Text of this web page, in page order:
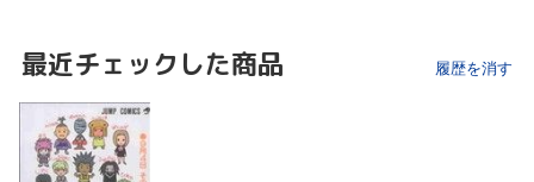
最近チェックした商品 履歴を消す